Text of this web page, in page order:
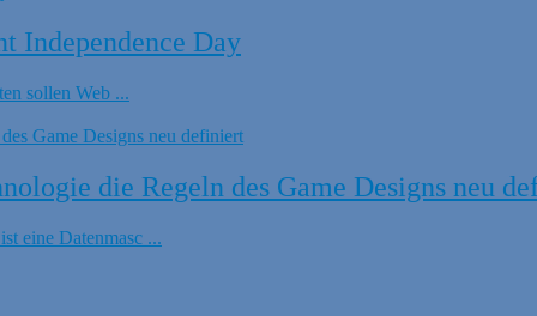
Independence Day
sollen Web ...
die Regeln des Game Designs neu
eine Datenmasc ...